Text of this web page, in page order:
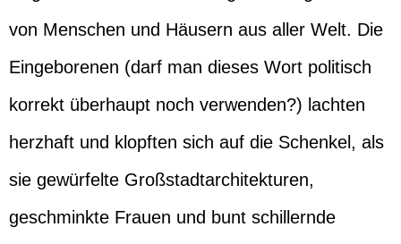
von Menschen und Häusern aus aller Welt. Die
Eingeborenen (darf man dieses Wort politisch
korrekt überhaupt noch verwenden?) lachten
herzhaft und klopften sich auf die Schenkel, als
sie gewürfelte Großstadtarchitekturen,
geschminkte Frauen und bunt schillernde